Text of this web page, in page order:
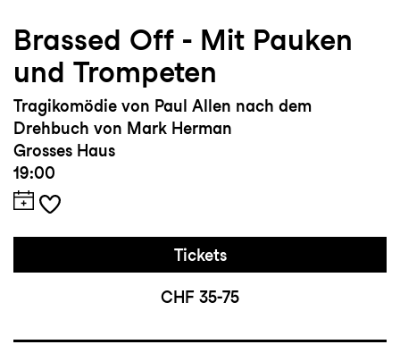
Brassed Off - Mit Pauken
und Trompeten
Tragikomödie von Paul Allen nach dem
Drehbuch von Mark Herman
Grosses Haus
19:00
Tickets
CHF 35-75